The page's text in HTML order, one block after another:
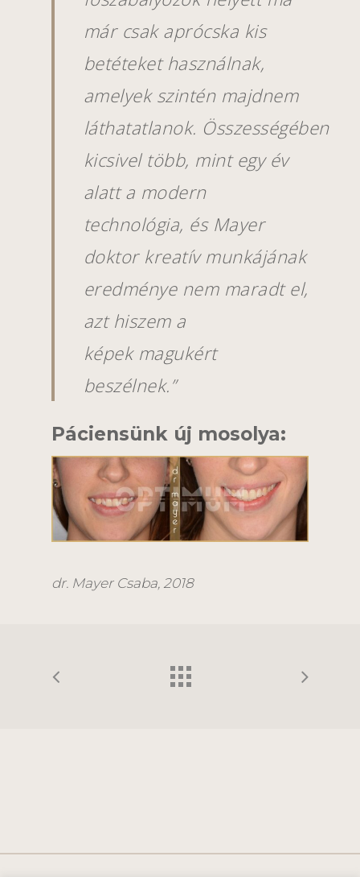
már csak aprócska kis
betéteket használnak,
amelyek szintén majdnem
láthatatlanok. Összességében
kicsivel több, mint egy év
alatt a modern
technológia, és Mayer
doktor kreatív munkájának
eredménye nem maradt el,
azt hiszem a
képek magukért
beszélnek.”
Páciensünk új mosolya:
dr. Mayer Csaba, 2018